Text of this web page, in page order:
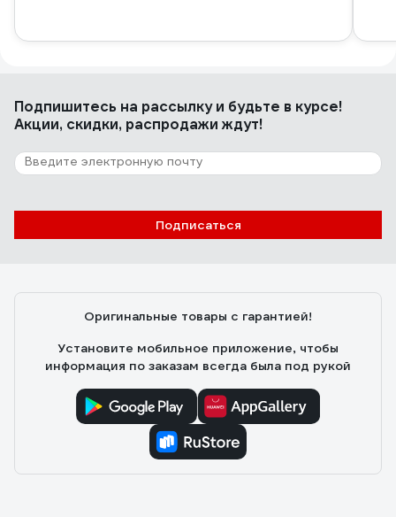
Подпишитесь на рассылкуи будьте в курсе!
Акции, скидки, распродажи ждут!
Подписаться
Оригинальные товары с гарантией!
Установите мобильное приложение, чтобы
информация по заказам всегда была под рукой